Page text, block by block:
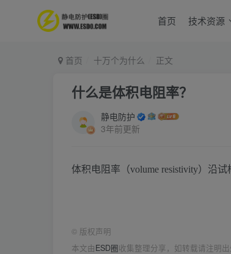
首页 技术资源
首页 十万个为什么 正文
什么是体积电阻率？
静电防护
3年前更新
体积电阻率（volume resistivity）沿
© 版权声明
本文由ESD圈收集整理分享，如转载请注明出